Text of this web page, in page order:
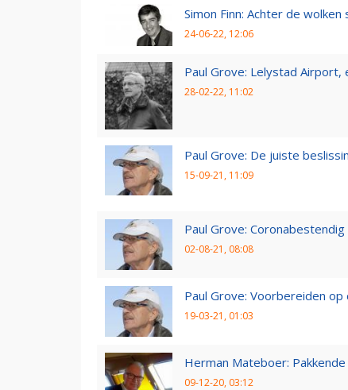
Simon Finn: Achter de wolken
24-06-22, 12:06
Paul Grove: Lelystad Airport,
28-02-22, 11:02
Paul Grove: De juiste
15-09-21, 11:09
Paul Grove: Coronabestendig
02-08-21, 08:08
Paul Grove: Voorbereiden
19-03-21, 01:03
Herman Mateboer: Pakkende
09-12-20, 03:12